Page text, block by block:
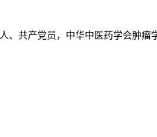
、共产党员，中华中医药学会肿瘤